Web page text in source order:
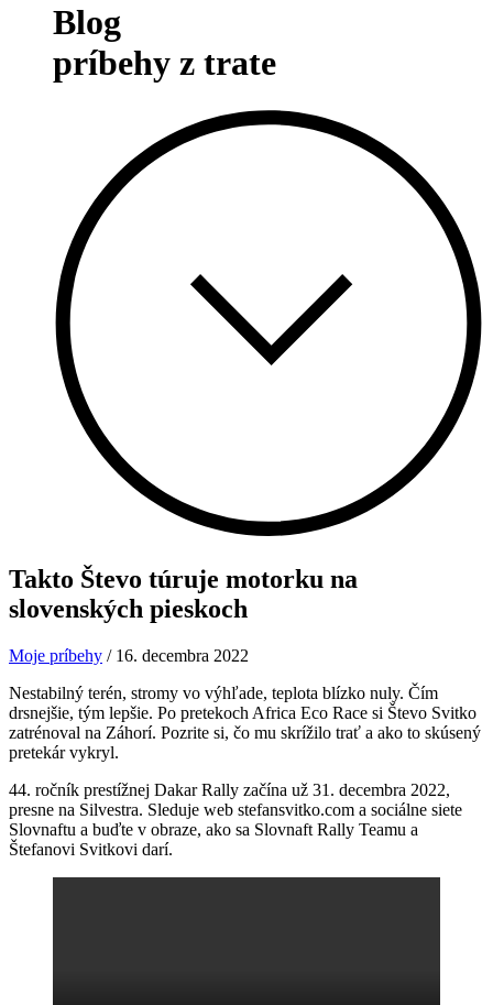
Blog
príbehy z trate
Takto Števo túruje motorku na
slovenských pieskoch
Moje príbehy / 16. decembra 2022
Nestabilný terén, stromy vo výhľade, teplota blízko nuly. Čím
drsnejšie, tým lepšie. Po pretekoch Africa Eco Race si Števo Svitko
zatrénoval na Záhorí. Pozrite si, čo mu skrížilo trať a ako to skúsený
pretekár vykryl.
44. ročník prestížnej Dakar Rally začína už 31. decembra 2022,
presne na Silvestra. Sleduje web stefansvitko.com a sociálne siete
Slovnaftu a buďte v obraze, ako sa Slovnaft Rally Teamu a
Štefanovi Svitkovi darí.